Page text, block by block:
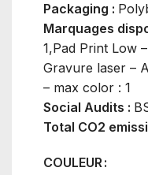
Packaging :
Marquages
1,Pad Print Low
Gravure laser –
– max color : 1
Social Audits :
Total CO2
COULEUR